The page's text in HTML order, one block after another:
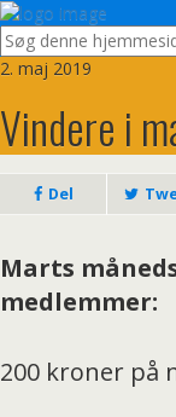
2. maj 2019
Vindere i
Del
Marts
medlemmer:
200 kroner på